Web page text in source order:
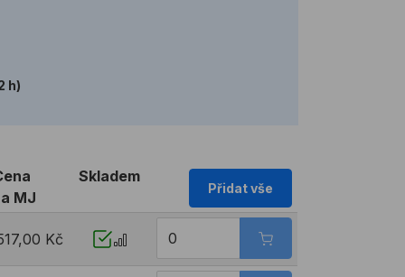
h)
MJ
Skladem
Přidat vše
Kč